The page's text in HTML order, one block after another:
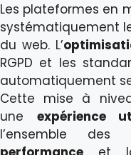
Les plateformes en
systématiquement
du web. L’
RGPD et les
automatiquement
Cette mise à
une expérience
l’ensemble des